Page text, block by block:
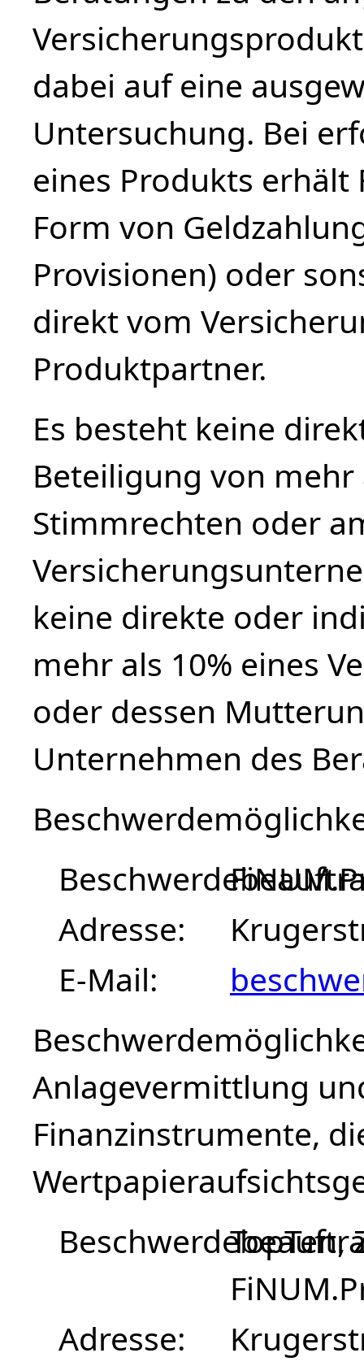
dabei auf eine
Untersuchung. Bei
eines Produkts erhält
Form von
Provisionen) oder
direkt vom
Produktpartner.
Es besteht keine
Beteiligung von mehr
Stimmrechten oder
keine direkte oder
mehr als 10% eines
oder dessen
Unternehmen des
Adresse
E-Mail
Anlagevermittlung
Finanzinstrumente,
TopTen,
Adresse